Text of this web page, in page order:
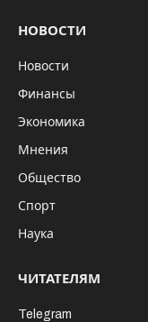
НОВОСТИ
Новости
Финансы
Экономика
Мнения
Общество
Спорт
Наука
ЧИТАТЕЛЯМ
Telegram